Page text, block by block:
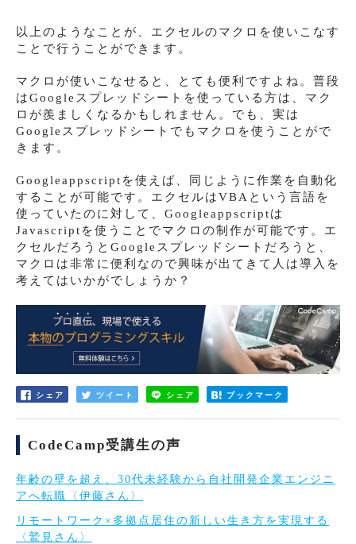
以上のようなことが、エクセルのマクロを使いこなす
ことで行うことができます。
マクロが使いこなせると、とても便利ですよね。普段
はGoogleスプレッドシートを使っている方は、マク
ロが羨ましくなるかもしれません。でも、実は
Googleスプレッドシートでもマクロを使うことがで
きます。
Googleappscriptを使えば、同じように作業を自動化
することが可能です。エクセルはVBAという言語を
使っていたのに対して、Googleappscriptは
Javascriptを使うことでマクロの制作が可能です。エ
クセルだろうとGoogleスプレッドシートだろうと、
マクロは非常に便利なので興味が出てきて人は導入を
考えてはいかがでしょうか？
シェア ツイート シェア ブックマーク
CodeCamp受講生の声
年齢の壁を超え、30代未経験から自社開発企業エンジニ
アへ転職〈伊藤さん〉
リモートワーク×多拠点居住の新しい生き方を実現する
〈鷲見さん〉